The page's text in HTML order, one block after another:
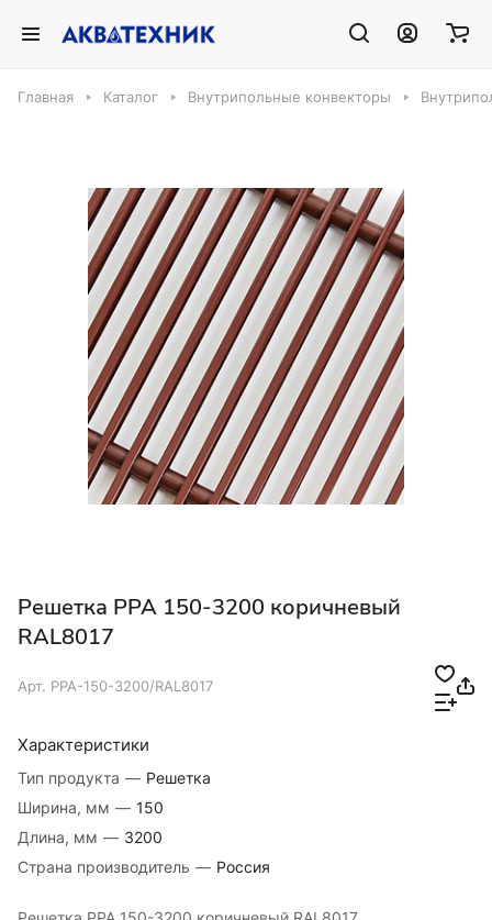
Главная Каталог Внутрипольные конвекторы
Решетка РРА 150-3200 коричневый
RAL8017
Арт. РРА-150-3200/RAL8017
Характеристики
Тип продукта — Решетка
Ширина, мм — 150
Длина, мм — 3200
Страна производитель — Россия